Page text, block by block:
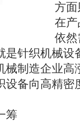
方
在
依
是针织机械设
械制造企业高
设备向高精密
筹